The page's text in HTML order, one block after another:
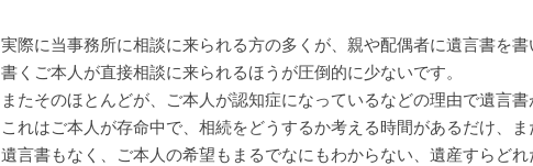
実際に当事務所に相談に来られる方の多くが、親や配偶者に遺言書を
書くご本人が直接相談に来られるほうが圧倒的に少ないです。
またそのほとんどが、ご本人が認知症になっているなどの理由で遺言書
これはご本人が存命中で、相続をどうするか考える時間があるだけ、ま
遺言書もなく、ご本人の希望もまるでなにもわからない、遺産すらど